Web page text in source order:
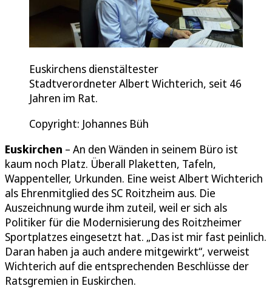
Euskirchens dienstältester
Stadtverordneter Albert Wichterich, seit 46
Jahren im Rat.
Copyright: Johannes Büh
Euskirchen – An den Wänden in seinem Büro ist
kaum noch Platz. Überall Plaketten, Tafeln,
Wappenteller, Urkunden. Eine weist Albert Wichterich
als Ehrenmitglied des SC Roitzheim aus. Die
Auszeichnung wurde ihm zuteil, weil er sich als
Politiker für die Modernisierung des Roitzheimer
Sportplatzes eingesetzt hat. „Das ist mir fast peinlich.
Daran haben ja auch andere mitgewirkt“, verweist
Wichterich auf die entsprechenden Beschlüsse der
Ratsgremien in Euskirchen.